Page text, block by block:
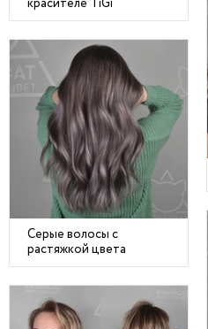
красителе TiGi
Серые волосы с
растяжкой цвета